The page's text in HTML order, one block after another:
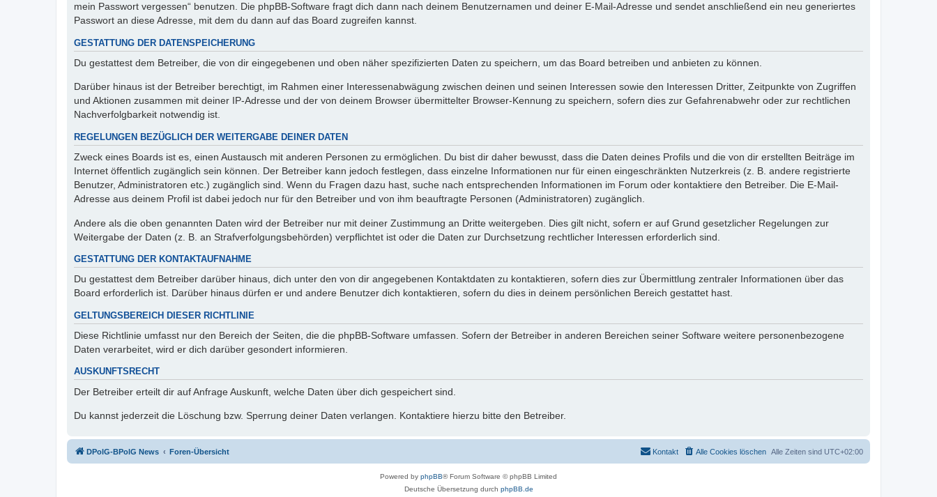
mein Passwort vergessen“ benutzen. Die phpBB-Software fragt dich dann nach deinem Benutzernamen und deiner E-Mail-Adresse und sendet anschließend ein neu generiertes
Passwort an diese Adresse, mit dem du dann auf das Board zugreifen kannst.
GESTATTUNG DER DATENSPEICHERUNG
Du gestattest dem Betreiber, die von dir eingegebenen und oben näher spezifizierten Daten zu speichern, um das Board betreiben und anbieten zu können.
Darüber hinaus ist der Betreiber berechtigt, im Rahmen einer Interessenabwägung zwischen deinen und seinen Interessen sowie den Interessen Dritter, Zeitpunkte von Zugriffen
und Aktionen zusammen mit deiner IP-Adresse und der von deinem Browser übermittelter Browser-Kennung zu speichern, sofern dies zur Gefahrenabwehr oder zur rechtlichen
Nachverfolgbarkeit notwendig ist.
REGELUNGEN BEZÜGLICH DER WEITERGABE DEINER DATEN
Zweck eines Boards ist es, einen Austausch mit anderen Personen zu ermöglichen. Du bist dir daher bewusst, dass die Daten deines Profils und die von dir erstellten Beiträge im
Internet öffentlich zugänglich sein können. Der Betreiber kann jedoch festlegen, dass einzelne Informationen nur für einen eingeschränkten Nutzerkreis (z. B. andere registrierte
Benutzer, Administratoren etc.) zugänglich sind. Wenn du Fragen dazu hast, suche nach entsprechenden Informationen im Forum oder kontaktiere den Betreiber. Die E-Mail-
Adresse aus deinem Profil ist dabei jedoch nur für den Betreiber und von ihm beauftragte Personen (Administratoren) zugänglich.
Andere als die oben genannten Daten wird der Betreiber nur mit deiner Zustimmung an Dritte weitergeben. Dies gilt nicht, sofern er auf Grund gesetzlicher Regelungen zur
Weitergabe der Daten (z. B. an Strafverfolgungsbehörden) verpflichtet ist oder die Daten zur Durchsetzung rechtlicher Interessen erforderlich sind.
GESTATTUNG DER KONTAKTAUFNAHME
Du gestattest dem Betreiber darüber hinaus, dich unter den von dir angegebenen Kontaktdaten zu kontaktieren, sofern dies zur Übermittlung zentraler Informationen über das
Board erforderlich ist. Darüber hinaus dürfen er und andere Benutzer dich kontaktieren, sofern du dies in deinem persönlichen Bereich gestattet hast.
GELTUNGSBEREICH DIESER RICHTLINIE
Diese Richtlinie umfasst nur den Bereich der Seiten, die die phpBB-Software umfassen. Sofern der Betreiber in anderen Bereichen seiner Software weitere personenbezogene
Daten verarbeitet, wird er dich darüber gesondert informieren.
AUSKUNFTSRECHT
Der Betreiber erteilt dir auf Anfrage Auskunft, welche Daten über dich gespeichert sind.
Du kannst jederzeit die Löschung bzw. Sperrung deiner Daten verlangen. Kontaktiere hierzu bitte den Betreiber.
DPolG-BPolG News Foren-Übersicht Alle Zeiten sind UTC+02:00
Alle Cookies löschen
Kontakt
Powered by phpBB® Forum Software © phpBB Limited
Deutsche Übersetzung durch phpBB.de